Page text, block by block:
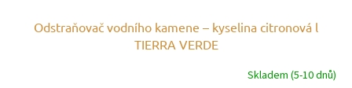
Odstraňovač vodního kamene – kyselina citronová l
TIERRA VERDE
Skladem (5-10 dnů)